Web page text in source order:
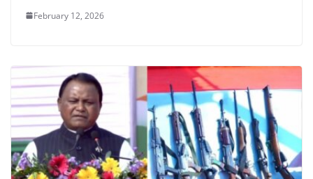
February 12, 2026